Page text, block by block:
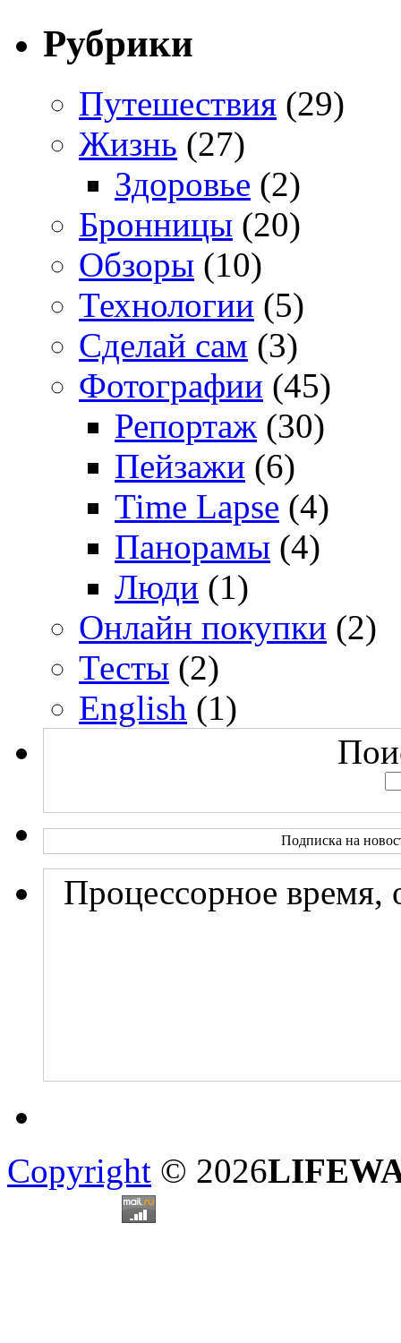
Рубрики
Путешествия (29)
Жизнь (27)
Здоровье (2)
Бронницы (20)
Обзоры (10)
Технологии (5)
Сделай сам (3)
Фотографии (45)
Репортаж (30)
Пейзажи (6)
Time Lapse (4)
Панорамы (4)
Люди (1)
Онлайн покупки (2)
Тесты (2)
English (1)
Подписка на
Процессорное время,
Copyright © 2026